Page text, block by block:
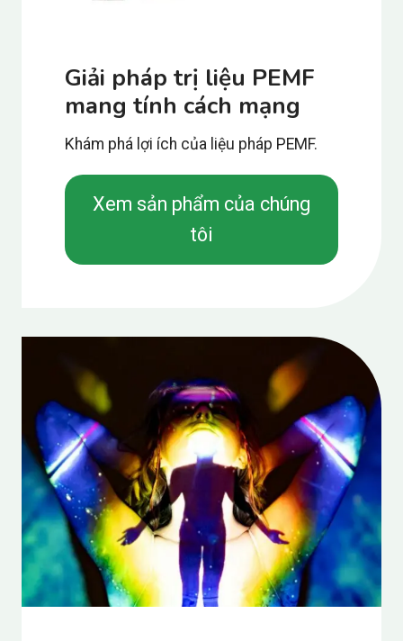
Giải pháp trị liệu PEMF
mang tính cách mạng
Khám phá lợi ích của liệu pháp PEMF.
Xem sản phẩm của chúng
tôi